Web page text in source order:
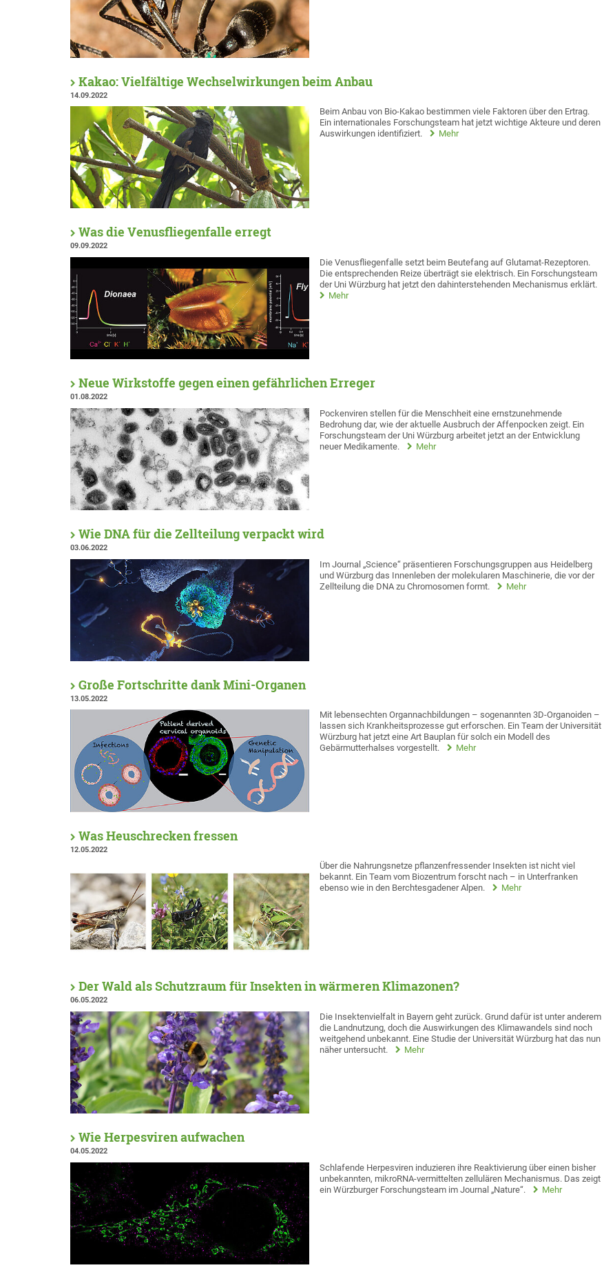
Kakao: Vielfältige Wechselwirkungen beim Anbau
14.09.2022
Beim Anbau von Bio-Kakao bestimmen viele Faktoren über den Ertrag.
Ein internationales Forschungsteam hat jetzt wichtige Akteure und deren
Auswirkungen identifiziert.
Mehr
Was die Venusfliegenfalle erregt
09.09.2022
Die Venusfliegenfalle setzt beim Beutefang auf Glutamat-Rezeptoren.
Die entsprechenden Reize überträgt sie elektrisch. Ein Forschungsteam
der Uni Würzburg hat jetzt den dahinterstehenden Mechanismus erklärt.
Mehr
Neue Wirkstoffe gegen einen gefährlichen Erreger
01.08.2022
Pockenviren stellen für die Menschheit eine ernstzunehmende
Bedrohung dar, wie der aktuelle Ausbruch der Affenpocken zeigt. Ein
Forschungsteam der Uni Würzburg arbeitet jetzt an der Entwicklung
neuer Medikamente.
Mehr
Wie DNA für die Zellteilung verpackt wird
03.06.2022
Im Journal „Science“ präsentieren Forschungsgruppen aus Heidelberg
und Würzburg das Innenleben der molekularen Maschinerie, die vor der
Zellteilung die DNA zu Chromosomen formt.
Mehr
Große Fortschritte dank Mini-Organen
13.05.2022
Mit lebensechten Organnachbildungen – sogenannten 3D-Organoiden –
lassen sich Krankheitsprozesse gut erforschen. Ein Team der Universität
Würzburg hat jetzt eine Art Bauplan für solch ein Modell des
Gebärmutterhalses vorgestellt.
Mehr
Was Heuschrecken fressen
12.05.2022
Über die Nahrungsnetze pflanzenfressender Insekten ist nicht viel
bekannt. Ein Team vom Biozentrum forscht nach – in Unterfranken
ebenso wie in den Berchtesgadener Alpen.
Mehr
Der Wald als Schutzraum für Insekten in wärmeren Klimazonen?
06.05.2022
Die Insektenvielfalt in Bayern geht zurück. Grund dafür ist unter anderem
die Landnutzung, doch die Auswirkungen des Klimawandels sind noch
weitgehend unbekannt. Eine Studie der Universität Würzburg hat das nun
näher untersucht.
Mehr
Wie Herpesviren aufwachen
04.05.2022
Schlafende Herpesviren induzieren ihre Reaktivierung über einen bisher
unbekannten, mikroRNA-vermittelten zellulären Mechanismus. Das zeigt
ein Würzburger Forschungsteam im Journal „Nature“.
Mehr